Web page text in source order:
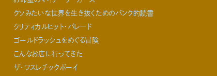
クソみたいな世界を生き抜くためのパンク的読書
クリティカルヒット・パレード
ゴールドラッシュをめぐる冒険
こんなお店に行ってきた
ザ・ワスレチックボーイ